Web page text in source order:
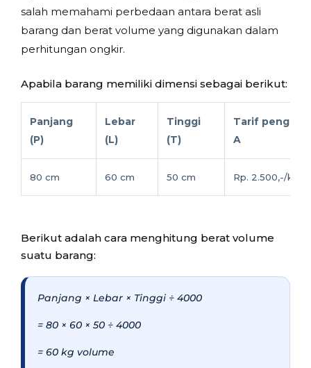
salah memahami perbedaan antara berat asli
barang dan berat volume yang digunakan dalam
perhitungan ongkir.
Apabila barang memiliki dimensi sebagai berikut:
Panjang
(P)
Lebar
(L)
Tinggi
(T)
Tarif
A
80 cm 60 cm 50 cm Rp. 2.500,-/kg
Berikut adalah cara menghitung berat volume
suatu barang:
Panjang × Lebar × Tinggi ÷ 4000
= 80 × 60 × 50 ÷ 4000
= 60 kg volume